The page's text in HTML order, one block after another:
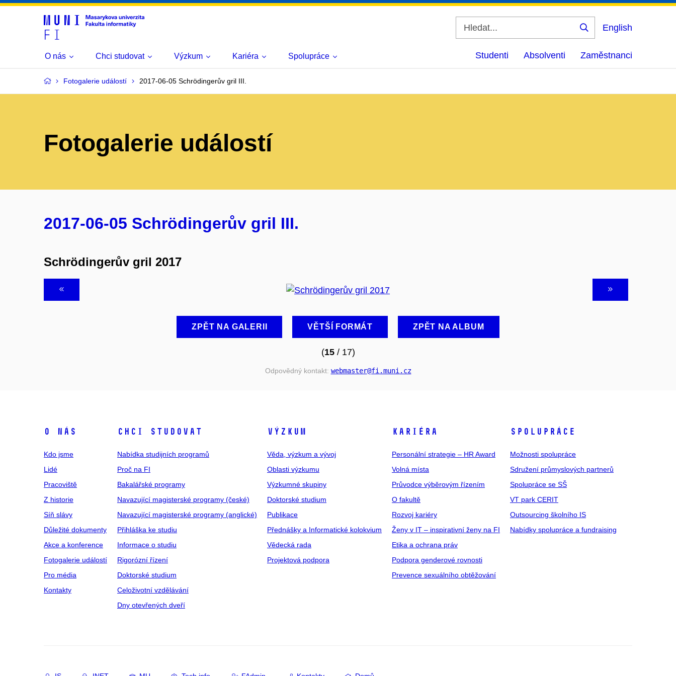
Vyhledat
English
O nás Chci studovat Výzkum Kariéra Spolupráce Studenti Absolventi Zaměstnanci
Fotogalerie událostí 2017-06-05 Schrödingerův gril III.
Fotogalerie událostí
2017-06-05 Schrödingerův gril III.
Schrödingerův gril 2017
ZPĚT NA GALERII VĚTŠÍ FORMÁT ZPĚT NA ALBUM
(15/ 17)
Odpovědný kontakt: webmaster@fi .muni .cz
O NÁS
Kdo jsme
Lidé
Pracoviště
Z historie
Síň slávy
Důležité dokumenty
Akce a konference
Fotogalerie událostí
Pro média
Kontakty
CHCI STUDOVAT
Nabídka studijních programů
Proč na FI
Bakalářské programy
Navazující magisterské programy (české)
Navazující magisterské programy (anglické)
Přihláška ke studiu
Informace o studiu
Rigorózní řízení
Doktorské studium
Celoživotní vzdělávání
Dny otevřených dveří
VÝZKUM
Věda, výzkum a vývoj
Oblasti výzkumu
Výzkumné skupiny
Doktorské studium
Publikace
Přednášky a Informatické kolokvium
Vědecká rada
Projektová podpora
KARIÉRA
Personální strategie – HR Award
Volná místa
Průvodce výběrovým řízením
O fakultě
Rozvoj kariéry
Ženy v IT – inspirativní ženy na FI
Etika a ochrana práv
Podpora genderové rovnosti
Prevence sexuálního obtěžování
SPOLUPRÁCE
Možnosti spolupráce
Sdružení průmyslových partnerů
Spolupráce se SŠ
VT park CERIT
Outsourcing školního IS
Nabídky spolupráce a fundraising